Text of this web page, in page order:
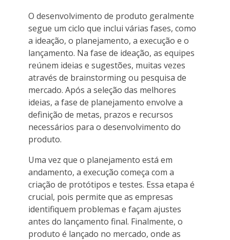
O desenvolvimento de produto geralmente
segue um ciclo que inclui várias fases, como
a ideação, o planejamento, a execução e o
lançamento. Na fase de ideação, as equipes
reúnem ideias e sugestões, muitas vezes
através de brainstorming ou pesquisa de
mercado. Após a seleção das melhores
ideias, a fase de planejamento envolve a
definição de metas, prazos e recursos
necessários para o desenvolvimento do
produto.
Uma vez que o planejamento está em
andamento, a execução começa com a
criação de protótipos e testes. Essa etapa é
crucial, pois permite que as empresas
identifiquem problemas e façam ajustes
antes do lançamento final. Finalmente, o
produto é lançado no mercado, onde as